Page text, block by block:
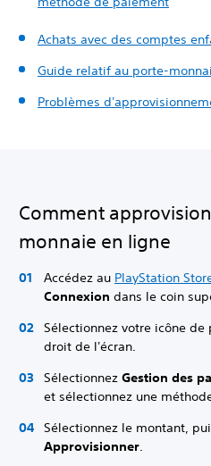
Achats avec des comptes
Guide relatif au porte-
Problèmes
Comment
monnaie en ligne
Accédez au PlayStation
Connexion dans le coin
Sélectionnez votre icône
droit de l'écran.
Sélectionnez Gestion des
et sélectionnez une
Sélectionnez le montant,
Approvisionner.